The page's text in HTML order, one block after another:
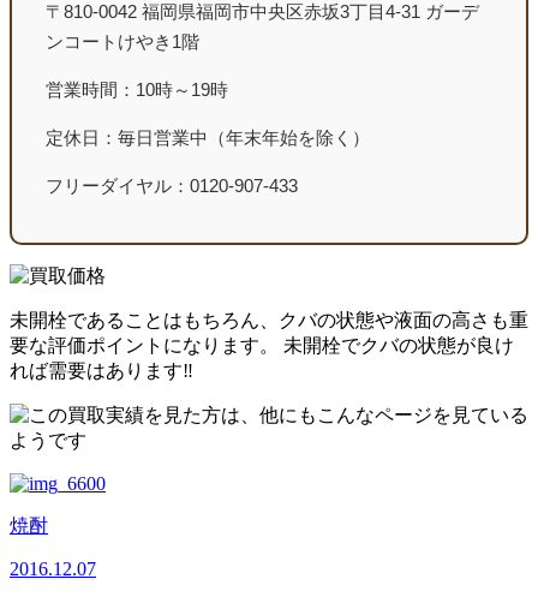
〒810-0042 福岡県福岡市中央区赤坂3丁目4-31 ガーデ
ンコートけやき1階
営業時間：10時～19時
定休日：毎日営業中（年末年始を除く）
フリーダイヤル：0120-907-433
未開栓であることはもちろん、クバの状態や液面の高さも重
要な評価ポイントになります。 未開栓でクバの状態が良け
れば需要はあります‼
焼酎
2016.12.07